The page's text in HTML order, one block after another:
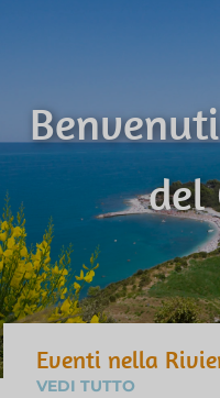
del
Eventi nella
VEDI TUTTO